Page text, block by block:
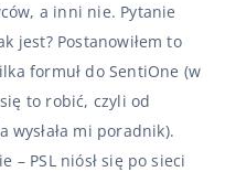
a inni nie. Pytanie
jest? Postanowiłem to
formuł do SentiOne (w
to robić, czyli od
wysłała mi poradnik).
– PSL niósł się po sieci